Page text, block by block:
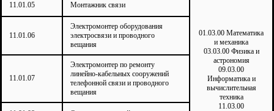
01.03.00 Математика
и механика
03.03.00 Физика и
астрономия
09.03.00
Информатика и
вычислительная
техника
11.03.00
11.01.05 Монтажник связи
11.01.06
Электромонтер оборудования
электросвязи и проводного
вещания
11.01.07
Электромонтер по ремонту
линейно-кабельных сооружений
телефонной связи и проводного
вещания